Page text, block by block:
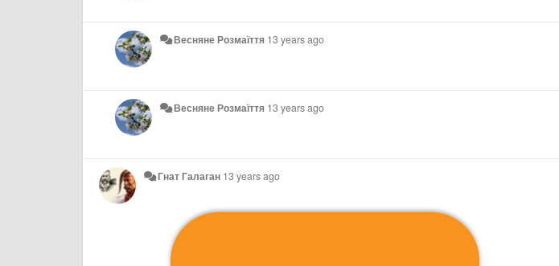
Весняне Розмаїття 13 years ago
Весняне Розмаїття 13 years ago
Гнат Галаган 13 years ago